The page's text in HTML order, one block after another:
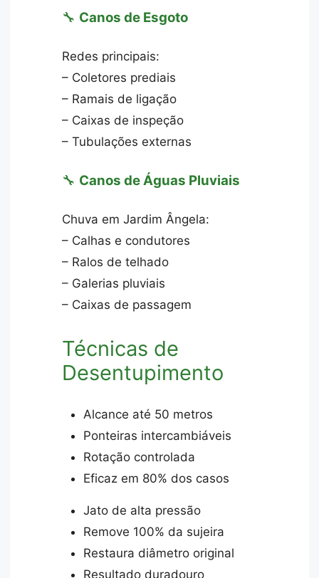
🔧 Canos de Esgoto
Redes principais:
– Coletores prediais
– Ramais de ligação
– Caixas de inspeção
– Tubulações externas
🔧 Canos de Águas Pluviais
Chuva em Jardim Ângela:
– Calhas e condutores
– Ralos de telhado
– Galerias pluviais
– Caixas de passagem
Técnicas de
Desentupimento
Alcance até 50 metros
Ponteiras intercambiáveis
Rotação controlada
Eficaz em 80% dos casos
Jato de alta pressão
Remove 100% da sujeira
Restaura diâmetro original
Resultado duradouro